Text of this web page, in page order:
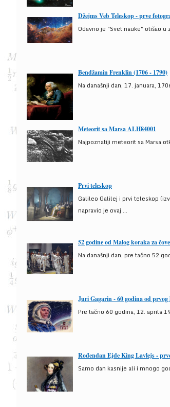
Džejms Veb Teleskop - prve
Odavno je "Svet nauke" otišao
Bendžamin Frenklin (1706 - 1790)
Na današnji dan, 17. januara,
Meteorit sa Marsa ALH84001
Najpoznatiji meteorit sa Marsa
Prvi teleskop
Galileo Galilej i prvi teleskop
napravio je ovaj ...
52 godine od Malog koraka za
Na današnji dan, pre tačno 52
Juri Gagarin - 60 godina od prvog
Pre tačno 60 godina, 12. aprila
Rođendan Ejde King Lavlejs -
Samo dan kasnije ali i mnogo